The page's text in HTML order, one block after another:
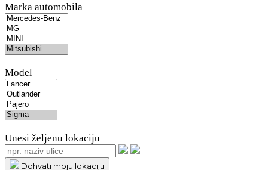
Marka automobila
Model
Unesi željenu lokaciju
Dohvati moju lokaciju